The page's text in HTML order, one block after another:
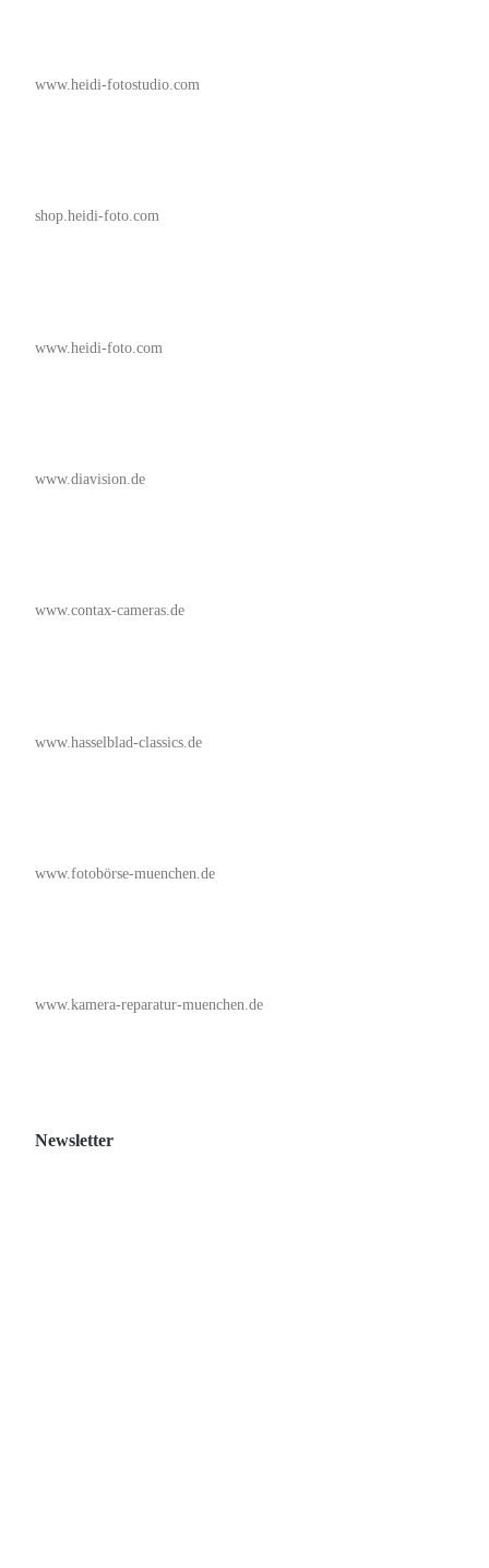
www.heidi-fotostudio.com
shop.heidi-foto.com
www.heidi-foto.com
www.diavision.de
www.contax-cameras.de
www.hasselblad-classics.de
www.fotobörse-muenchen.de
www.kamera-reparatur-muenchen.de
Newsletter